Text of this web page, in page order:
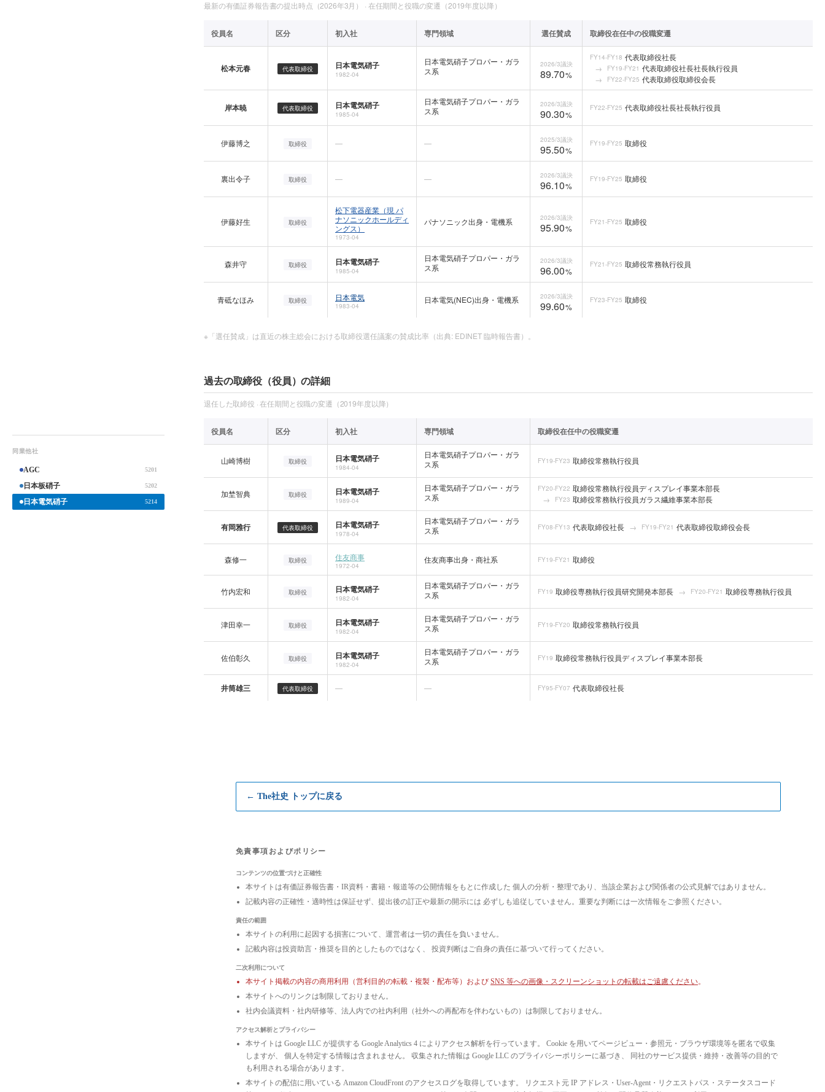
同業他社
AGC 5201
日本板硝子 5202
日本電気硝子 5214
最新の有価証券報告書の提出時点（2026年3月） · 在任期間と役職の変遷（2019年度以降）
役員名 区分 初入社 専門領域 選任賛成 取締役在任中の役職変遷
松本元春 代表取締役 日本電気硝子
1982-04
日本電気硝子プロパー・ガラ
ス系
2026/3議決
89.70%
FY14-FY18 代表取締役社長
FY19-FY21 代表取締役社長社長執行役員
FY22-FY25 代表取締役取締役会長
岸本暁 代表取締役 日本電気硝子
1985-04
日本電気硝子プロパー・ガラ
ス系
2026/3議決
90.30%
FY22-FY25 代表取締役社長社長執行役員
伊藤博之 取締役 — — 2025/3議決
95.50%
FY19-FY25 取締役
裏出令子 取締役 — — 2026/3議決
96.10%
FY19-FY25 取締役
伊藤好生 取締役
松下電器産業（現 パ
ナソニックホールディ
ングス）
1973-04
パナソニック出身・電機系 2026/3議決
95.90%
FY21-FY25 取締役
森井守 取締役 日本電気硝子
1985-04
日本電気硝子プロパー・ガラ
ス系
2026/3議決
96.00%
FY21-FY25 取締役常務執行役員
青砥なほみ 取締役 日本電気
1983-04
日本電気(NEC)出身・電機系 2026/3議決
99.60%
FY23-FY25 取締役
※「選任賛成」は直近の株主総会における取締役選任議案の賛成比率（出典: EDINET 臨時報告書）。
過去の取締役（役員）の詳細
退任した取締役 · 在任期間と役職の変遷（2019年度以降）
役員名 区分 初入社 専門領域 取締役在任中の役職変遷
山崎博樹 取締役 日本電気硝子
1984-04
日本電気硝子プロパー・ガラ
ス系
FY19-FY23 取締役常務執行役員
加埜智典 取締役 日本電気硝子
1989-04
日本電気硝子プロパー・ガラ
ス系
FY20-FY22 取締役常務執行役員ディスプレイ事業本部長
FY23 取締役常務執行役員ガラス繊維事業本部長
有岡雅行 代表取締役 日本電気硝子
1978-04
日本電気硝子プロパー・ガラ
ス系
FY08-FY13 代表取締役社長 FY19-FY21 代表取締役取締役会長
森修一 取締役 住友商事
1972-04
住友商事出身・商社系 FY19-FY21 取締役
竹内宏和 取締役 日本電気硝子
1982-04
日本電気硝子プロパー・ガラ
ス系
FY19 取締役専務執行役員研究開発本部長 FY20-FY21 取締役専務執行役員
津田幸一 取締役 日本電気硝子
1982-04
日本電気硝子プロパー・ガラ
ス系
FY19-FY20 取締役常務執行役員
佐伯彰久 取締役 日本電気硝子
1982-04
日本電気硝子プロパー・ガラ
ス系
FY19 取締役常務執行役員ディスプレイ事業本部長
井筒雄三 代表取締役 — — FY95-FY07 代表取締役社長
← The社史 トップに戻る
免責事項およびポリシー
コンテンツの位置づけと正確性
本サイトは有価証券報告書・IR資料・書籍・報道等の公開情報をもとに作成した 個人の分析・整理であり、当該企業および関係者の公式見解ではありません。
記載内容の正確性・適時性は保証せず、提出後の訂正や最新の開示には 必ずしも追従していません。重要な判断には一次情報をご参照ください。
責任の範囲
本サイトの利用に起因する損害について、運営者は一切の責任を負いません。
記載内容は投資助言・推奨を目的としたものではなく、 投資判断はご自身の責任に基づいて行ってください。
二次利用について
本サイト掲載の内容の商用利用（営利目的の転載・複製・配布等）および SNS 等への画像・スクリーンショットの転載はご遠慮ください。
本サイトへのリンクは制限しておりません。
社内会議資料・社内研修等、法人内での社内利用（社外への再配布を伴わないもの）は制限しておりません。
アクセス解析とプライバシー
本サイトは Google LLC が提供する Google Analytics 4 によりアクセス解析を行っています。 Cookie を用いてページビュー・参照元・ブラウザ環境等を匿名で収集
しますが、 個人を特定する情報は含まれません。 収集された情報は Google LLC のプライバシーポリシーに基づき、 同社のサービス提供・維持・改善等の目的で
も利用される場合があります。
本サイトの配信に用いている Amazon CloudFront のアクセスログを取得しています。 リクエスト元 IP アドレス・User-Agent・リクエストパス・ステータスコード